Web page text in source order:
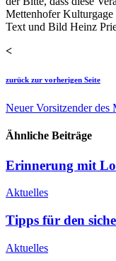
Mettenhofer Kulturgage
Text und Bild Heinz
<
zurück zur vorherigen Seite
Neuer Vorsitzender des
Ähnliche Beiträge
Erinnerung mit
Aktuelles
Tipps für den
Aktuelles